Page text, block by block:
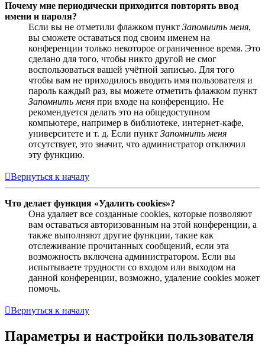
Почему мне периодически приходится повторять ввод
имени и пароля?
Если вы не отметили флажком пункт Запомнить меня,
вы сможете оставаться под своим именем на
конференции только некоторое ограниченное время. Это
сделано для того, чтобы никто другой не смог
воспользоваться вашей учётной записью. Для того
чтобы вам не приходилось вводить имя пользователя и
пароль каждый раз, вы можете отметить флажком пункт
Запомнить меня при входе на конференцию. Не
рекомендуется делать это на общедоступном
компьютере, например в библиотеке, интернет-кафе,
университете и т. д. Если пункт Запомнить меня
отсутствует, это значит, что администратор отключил
эту функцию.
Вернуться к началу
Что делает функция «Удалить cookies»?
Она удаляет все созданные cookies, которые позволяют
вам оставаться авторизованным на этой конференции, а
также выполняют другие функции, такие как
отслеживание прочитанных сообщений, если эта
возможность включена администратором. Если вы
испытываете трудности со входом или выходом на
данной конференции, возможно, удаление cookies может
помочь.
Вернуться к началу
Параметры и настройки пользователя